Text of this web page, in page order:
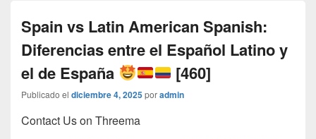
Spain vs Latin American Spanish:
Diferencias entre el Español Latino y
el de España
[460]
Publicado el diciembre 4, 2025poradmin
Contact Us on Threema